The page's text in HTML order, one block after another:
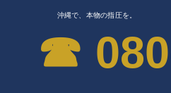
沖縄で、本物の指圧を。
☎︎